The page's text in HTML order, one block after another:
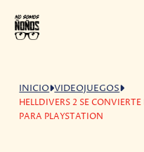
INICIO VIDEOJUEGOS
HELLDIVERS 2 SE
PARA PLAYSTATION